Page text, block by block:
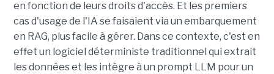
en fonction de leurs droits d'accès. Et les premiers
cas d'usage de l'IA se faisaient via un embarquement
en RAG, plus facile à gérer. Dans ce contexte, c'est en
effet un logiciel déterministe traditionnel qui extrait
les données et les intègre à un prompt LLM pour un